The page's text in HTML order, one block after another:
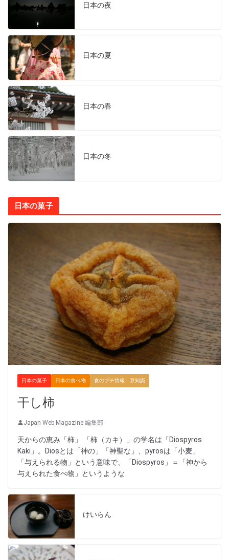
日本の夜
日本の夏
日本の春
日本の冬
日本の菓子
日本の菓子 日本の食べ物 食のプチ情報 豆知識
干し柿
Japan Web Magazine 編集部
天からの恵み「柿」 「柿（カキ）」の学名は「Diospyros
Kaki」。Diosとは「神の」「神聖な」、pyrosは「小麦」
「与えられる物」という意味で、「Diospyros」＝「神から
与えられた食べ物」というような
けいらん